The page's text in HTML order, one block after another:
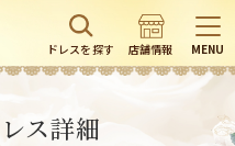
ドレスを探す 店舗情報 MENU
ス詳細